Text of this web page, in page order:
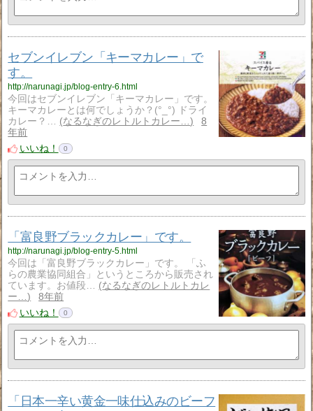
セブンイレブン「キーマカレー」で
す。
http://narunagi.jp/blog-entry-6.html
今回はセブンイレブン「キーマカレー」です。
キーマカレーとは何でしょうか？(°_°) ドライ
カレー？…
なるなぎのレトルトカレー…
8
年前
いいね！
0
「富良野ブラックカレー」です。
http://narunagi.jp/blog-entry-5.html
今回は「富良野ブラックカレー」です。 「ふ
らの農業協同組合」というところから販売され
ています。お値段…
なるなぎのレトルトカレ
ー…
8年前
いいね！
0
「日本一辛い黄金一味仕込みのビーフ